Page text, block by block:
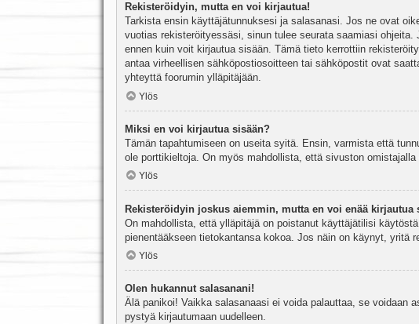
Rekisteröidyin, mutta en voi kirjautua!
Tarkista ensin käyttäjätunnuksesi ja salasanasi. Jos ne ovat
vuotias rekisteröityessäsi, sinun tulee seurata saamiasi
ennen kuin voit kirjautua sisään. Tämä tieto kerrottiin
antaa virheellisen sähköpostiosoitteen tai sähköpostit ovat
yhteyttä foorumin ylläpitäjään.
Ylös
Miksi en voi kirjautua sisään?
Tämän tapahtumiseen on useita syitä. Ensin, varmista että
ole porttikieltoja. On myös mahdollista, että sivuston
Ylös
Rekisteröidyin joskus aiemmin, mutta en voi enää kirjautua
On mahdollista, että ylläpitäjä on poistanut käyttäjätilisi
pienentääkseen tietokantansa kokoa. Jos näin on käynyt, yritä
Ylös
Olen hukannut salasanani!
Älä panikoi! Vaikka salasanaasi ei voida palauttaa, se voidaan
pystyä kirjautumaan uudelleen.